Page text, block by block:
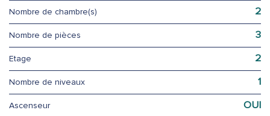
Nombre de chambre(s) 2
Nombre de pièces 3
Etage 2
Nombre de niveaux 1
Ascenseur OUI